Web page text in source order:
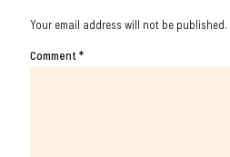
Your email address will not be published.
Comment *